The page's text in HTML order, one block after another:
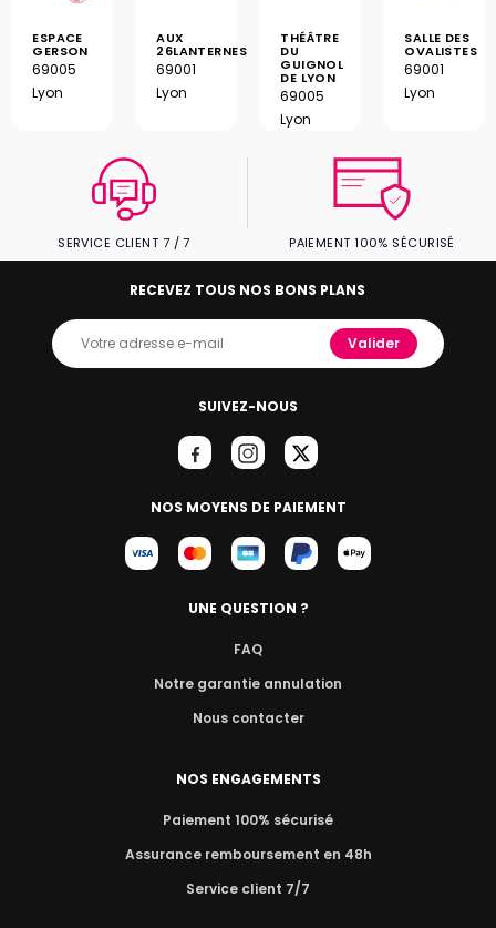
ESPACE
GERSON
69005
Lyon
AUX
26LANTERNES
69001
Lyon
THÉÂTRE
DU
GUIGNOL
DE LYON
69005
Lyon
SALLE DES
OVALISTES
69001
Lyon
SERVICE CLIENT 7 / 7 PAIEMENT 100% SÉCURISÉ
SUIVEZ-NOUS
NOS MOYENS DE PAIEMENT
RECEVEZ TOUS NOS BONS PLANS
Valider
UNE QUESTION ?
FAQ
Notre garantie annulation
Nous contacter
NOS ENGAGEMENTS
Paiement 100% sécurisé
Assurance remboursement en 48h
Service client 7/7